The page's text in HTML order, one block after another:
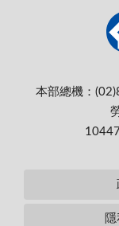
本部總機：